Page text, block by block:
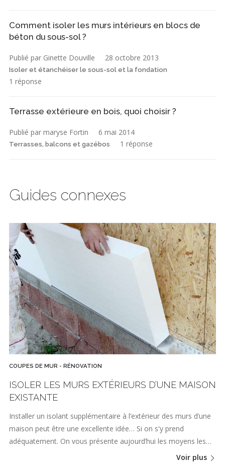
Comment isoler les murs intérieurs en blocs de
béton du sous-sol ?
Publié par Ginette Douville 28 octobre 2013
Isoler et étanchéiser le sous-sol et la fondation
1 réponse
Terrasse extérieure en bois, quoi choisir ?
Publié par maryse Fortin 6 mai 2014
Terrasses, balcons et gazébos 1 réponse
Guides connexes
COUPES DE MUR - RÉNOVATION
ISOLER LES MURS EXTÉRIEURS D’UNE MAISON
EXISTANTE
Installer un isolant supplémentaire à l’extérieur des murs d’une
maison peut être une excellente idée… Si on s'y prend
adéquatement. On vous présente aujourd’hui les moyens les…
Voir plus